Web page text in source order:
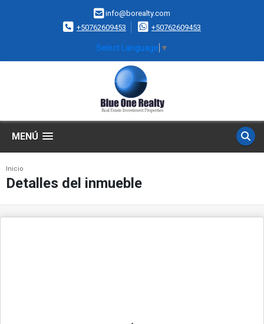
info@borealty.com
+50762609453
+50762609453
Select Language ▼
MENÚ
Inicio
Detalles del inmueble